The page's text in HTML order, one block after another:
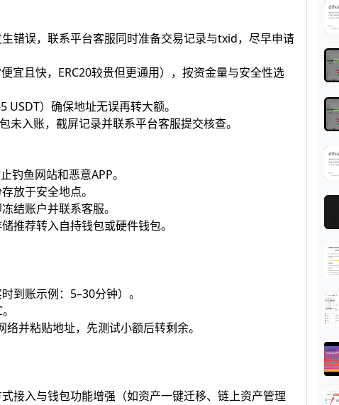
错误，联系平台客服同时准备交易记录与txid，尽早申请
宜且快，ERC20较贵但更通用），按资金量与安全性选
）确保地址无误再转大额。
入账，截屏记录并联系平台客服提交核查。
钓鱼网站和恶意APP。
放于安全地点。
结账户并联系客服。
推荐转入自持钱包或硬件钱包。
到账示例：5–30分钟）。
并粘贴地址，先测试小额后转剩余。
接入与钱包功能增强（如资产一键迁移、链上资产管理